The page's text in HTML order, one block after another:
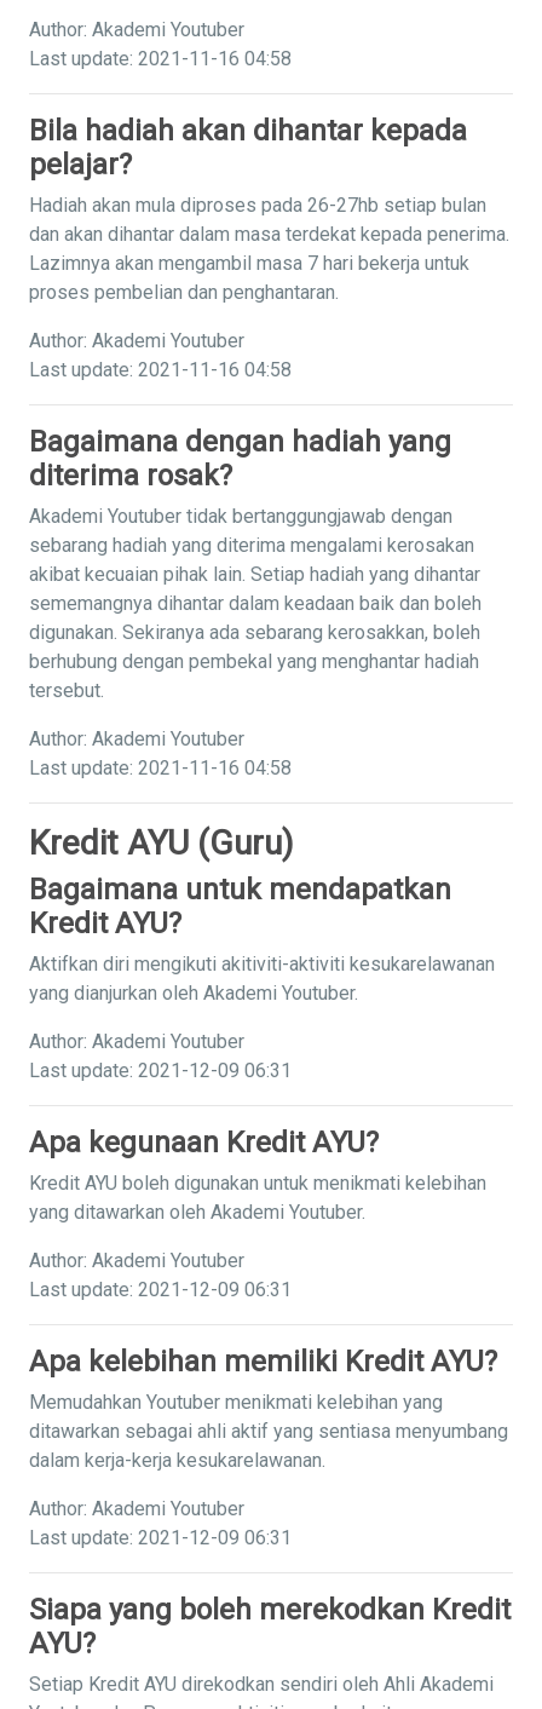
Author: Akademi Youtuber
Last update: 2021-11-16 04:58
Bila hadiah akan dihantar kepada
pelajar?
Hadiah akan mula diproses pada 26-27hb setiap bulan
dan akan dihantar dalam masa terdekat kepada penerima.
Lazimnya akan mengambil masa 7 hari bekerja untuk
proses pembelian dan penghantaran.
Author: Akademi Youtuber
Last update: 2021-11-16 04:58
Bagaimana dengan hadiah yang
diterima rosak?
Akademi Youtuber tidak bertanggungjawab dengan
sebarang hadiah yang diterima mengalami kerosakan
akibat kecuaian pihak lain. Setiap hadiah yang dihantar
sememangnya dihantar dalam keadaan baik dan boleh
digunakan. Sekiranya ada sebarang kerosakkan, boleh
berhubung dengan pembekal yang menghantar hadiah
tersebut.
Author: Akademi Youtuber
Last update: 2021-11-16 04:58
Kredit AYU (Guru)
Bagaimana untuk mendapatkan
Kredit AYU?
Aktifkan diri mengikuti akitiviti-aktiviti kesukarelawanan
yang dianjurkan oleh Akademi Youtuber.
Author: Akademi Youtuber
Last update: 2021-12-09 06:31
Apa kegunaan Kredit AYU?
Kredit AYU boleh digunakan untuk menikmati kelebihan
yang ditawarkan oleh Akademi Youtuber.
Author: Akademi Youtuber
Last update: 2021-12-09 06:31
Apa kelebihan memiliki Kredit AYU?
Memudahkan Youtuber menikmati kelebihan yang
ditawarkan sebagai ahli aktif yang sentiasa menyumbang
dalam kerja-kerja kesukarelawanan.
Author: Akademi Youtuber
Last update: 2021-12-09 06:31
Siapa yang boleh merekodkan Kredit
AYU?
Setiap Kredit AYU direkodkan sendiri oleh Ahli Akademi